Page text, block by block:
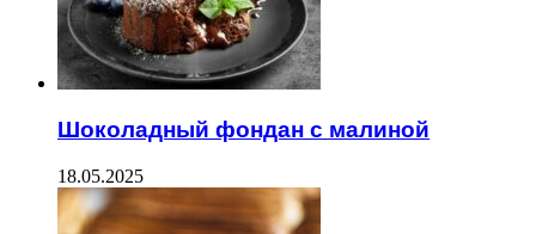
Шоколадный фондан с малиной
18.05.2025